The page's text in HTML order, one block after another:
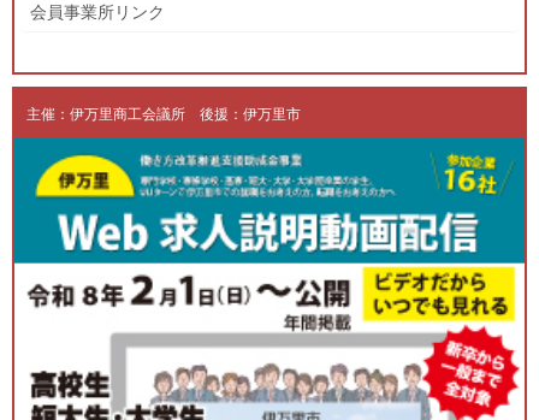
会員事業所リンク
主催：伊万里商工会議所 後援：伊万里市